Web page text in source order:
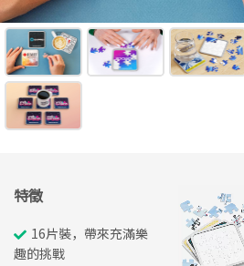
特徵
16片裝，帶來充滿樂
趣的挑戰